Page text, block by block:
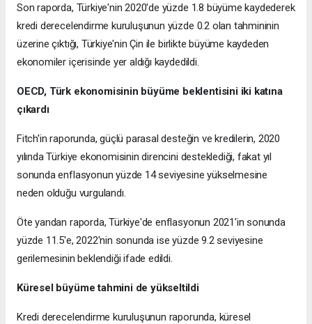
Son raporda, Türkiye'nin 2020'de yüzde 1.8 büyüme kaydederek
kredi derecelendirme kuruluşunun yüzde 0.2 olan tahmininin
üzerine çıktığı, Türkiye'nin Çin ile birlikte büyüme kaydeden
ekonomiler içerisinde yer aldığı kaydedildi.
OECD, Türk ekonomisinin büyüme beklentisini iki katına
çıkardı
Fitch'in raporunda, güçlü parasal desteğin ve kredilerin, 2020
yılında Türkiye ekonomisinin direncini desteklediği, fakat yıl
sonunda enflasyonun yüzde 14 seviyesine yükselmesine
neden olduğu vurgulandı.
Öte yandan raporda, Türkiye'de enflasyonun 2021'in sonunda
yüzde 11.5'e, 2022'nin sonunda ise yüzde 9.2 seviyesine
gerilemesinin beklendiği ifade edildi.
Küresel büyüme tahmini de yükseltildi
Kredi derecelendirme kuruluşunun raporunda, küresel